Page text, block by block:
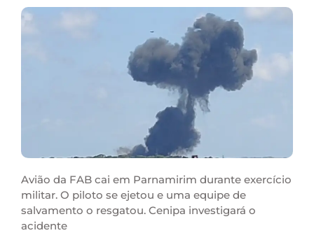
Avião da FAB cai em Parnamirim durante exercício
militar. O piloto se ejetou e uma equipe de
salvamento o resgatou. Cenipa investigará o
acidente